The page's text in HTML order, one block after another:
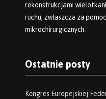
rekonstrukcjami
ruchu, zwłaszcza za
mikrochirurgicznych.
Ostatnie posty
Kongres Europejskiej